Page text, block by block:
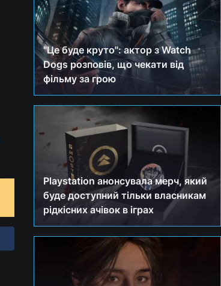
"Це буде круто": актор з Watch
Dogs розповів, що чекати від
фільму за грою
Playstation анонсувала мерч, який
буде доступний тільки власникам
рідкісних ачівок в іграх